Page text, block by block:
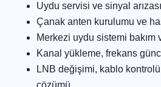
Uydu servisi ve sinyal
Çanak anten kurulumu ve
Merkezi uydu sistemi bakım
Kanal yükleme, frekans
LNB değişimi, kablo
çözümü